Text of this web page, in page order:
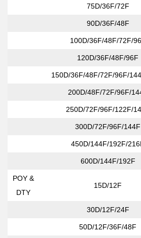
75D/36F/72F
90D/36F/48F
100D/36F/48F/72F/
120D/36F/48F/96F
150D/36F/48F/72F/96F/
200D/48F/72F/96F/
250D/72F/96F/122F/
300D/72F/96F/144F
450D/144F/192F/
600D/144F/192F
POY &
DTY
15D/12F
30D/12F/24F
50D/12F/36F/48F